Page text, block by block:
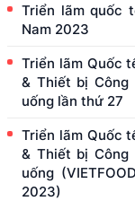
Triển lãm quốc
Nam 2023
Triển lãm Quốc
& Thiết bị Công
uống lần thứ 27
Triển lãm Quốc
& Thiết bị Công
uống
2023)